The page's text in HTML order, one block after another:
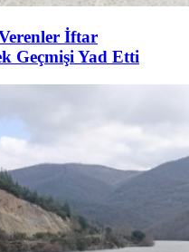
İftar
Geçmişi Yad Etti